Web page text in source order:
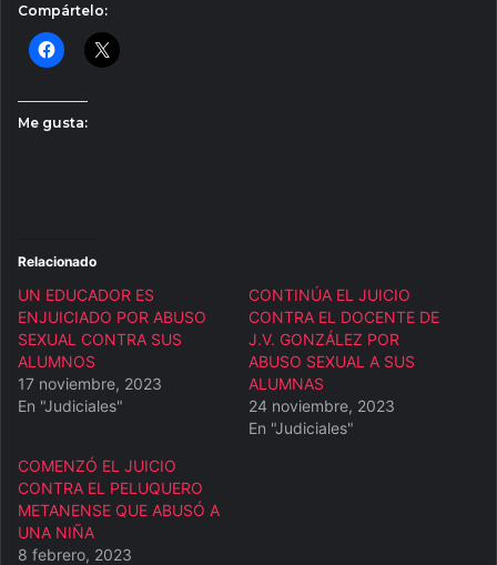
Compártelo:
Me gusta:
Relacionado
UN EDUCADOR ES
ENJUICIADO POR ABUSO
SEXUAL CONTRA SUS
ALUMNOS
17 noviembre, 2023
En "Judiciales"
CONTINÚA EL JUICIO
CONTRA EL DOCENTE DE
J.V. GONZÁLEZ POR
ABUSO SEXUAL A SUS
ALUMNAS
24 noviembre, 2023
En "Judiciales"
COMENZÓ EL JUICIO
CONTRA EL PELUQUERO
METANENSE QUE ABUSÓ A
UNA NIÑA
8 febrero, 2023